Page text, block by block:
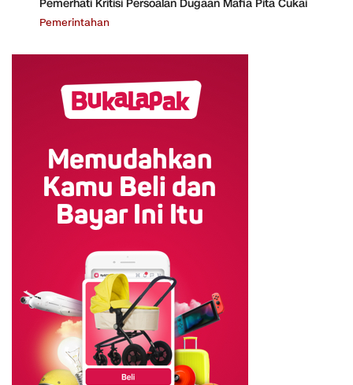
Pemerhati Kritisi Persoalan Dugaan Mafia Pita Cukai
Pemerintahan